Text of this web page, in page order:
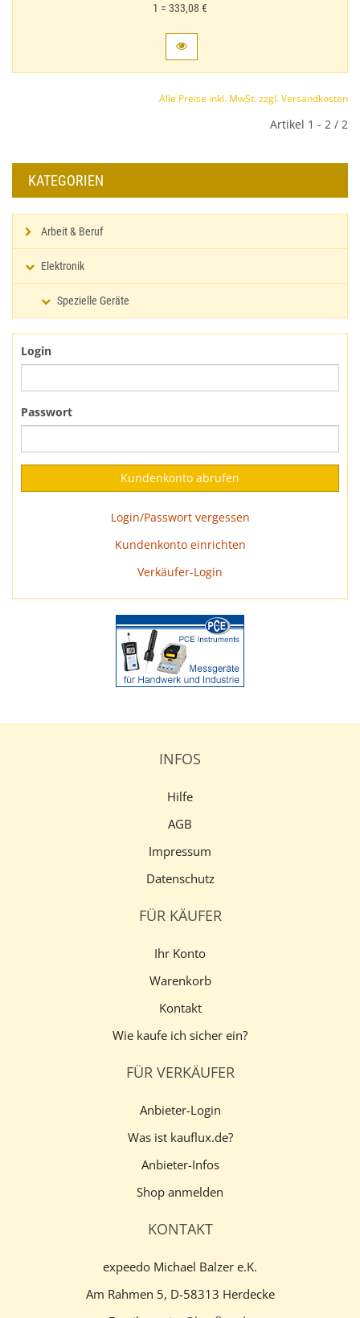
1 = 333,08 €
Alle Preise inkl. MwSt. zzgl. Versandkosten
Artikel 1 - 2 / 2
KATEGORIEN
Arbeit & Beruf
Elektronik
Spezielle Geräte
Login
Passwort
Login/Passwort vergessen
Kundenkonto einrichten
Verkäufer-Login
INFOS
Hilfe
AGB
Impressum
Datenschutz
FÜR KÄUFER
Ihr Konto
Warenkorb
Kontakt
Wie kaufe ich sicher ein?
FÜR VERKÄUFER
Anbieter-Login
Was ist kauflux.de?
Anbieter-Infos
Shop anmelden
KONTAKT
expeedo Michael Balzer e.K.
Am Rahmen 5, D-58313 Herdecke